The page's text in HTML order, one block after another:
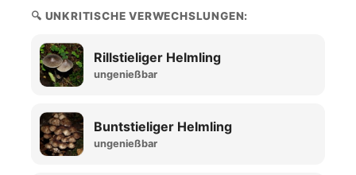
🔍 UNKRITISCHE VERWECHSLUNGEN:
Rillstieliger Helmling
ungenießbar
Buntstieliger Helmling
ungenießbar